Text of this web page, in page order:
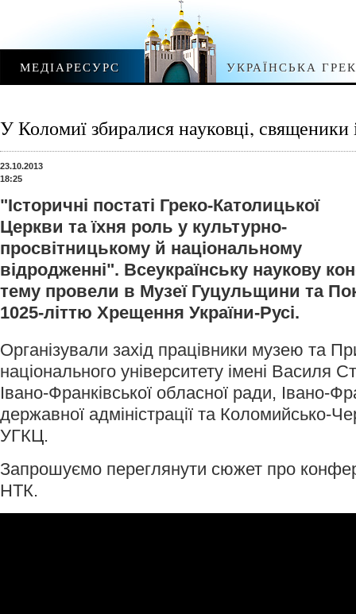
МЕДІАРЕСУРС УКРАЇНСЬКА
У Коломиї збиралися науковці, священики
23.10.2013
18:25
"Історичні постаті Греко-Католицької
Церкви та їхня роль у культурно-
просвітницькому й національному
відродженні". Всеукраїнську наукову
тему провели в Музеї Гуцульщини та
1025-літтю Хрещення України-Русі.
Організували захід працівники музею та
національного університету імені Василя
Івано-Франківської обласної ради, Івано-
державної адміністрації та Коломийсько-
УГКЦ.
Запрошуємо переглянути сюжет про
НТК.